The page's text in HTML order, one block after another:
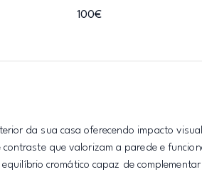
100€
da sua casa oferecendo impacto
que valorizam a parede e
cromático capaz de